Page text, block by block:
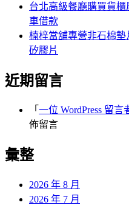
台北高級餐廳購買貨
車借款
楠梓當舖專營非石棉墊
矽膠片
近期留言
「 一位 WordPress 留言
佈留言
彙整
2026 年 8 月
2026 年 7 月